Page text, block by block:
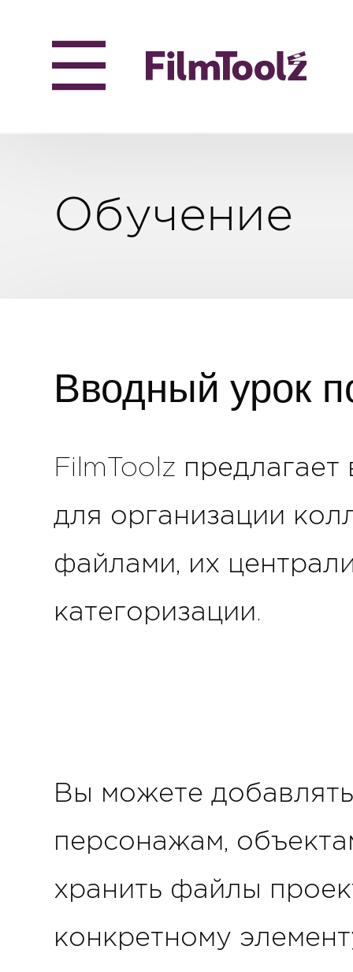
Обучение
Вводный урок
FilmToolz
для организации
файлами, их
категоризации.
Вы можете
персонажам,
хранить файлы
конкретному